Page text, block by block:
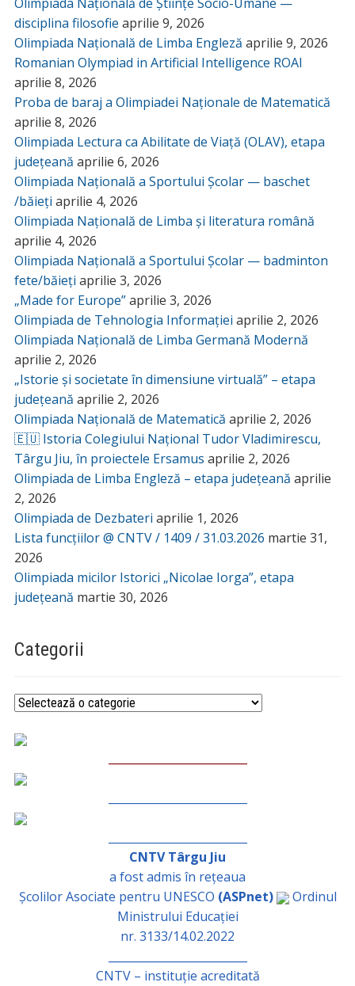
disciplina filosofie aprilie 9, 2026
Olimpiada Națională de Limba Engleză aprilie 9, 2026
Romanian Olympiad in Artificial Intelligence ROAI
aprilie 8, 2026
Proba de baraj a Olimpiadei Naționale de Matematică
aprilie 8, 2026
Olimpiada Lectura ca Abilitate de Viață (OLAV), etapa
județeană aprilie 6, 2026
Olimpiada Națională a Sportului Școlar — baschet
/băieți aprilie 4, 2026
Olimpiada Națională de Limba și literatura română
aprilie 4, 2026
Olimpiada Națională a Sportului Școlar — badminton
fete/băieți aprilie 3, 2026
„Made for Europe”aprilie 3, 2026
Olimpiada de Tehnologia Informației aprilie 2, 2026
Olimpiada Națională de Limba Germană Modernă
aprilie 2, 2026
„Istorie și societate în dimensiune virtuală” – etapa
județeană aprilie 2, 2026
Olimpiada Națională de Matematică aprilie 2, 2026
🇪🇺 Istoria Colegiului Național Tudor Vladimirescu,
Târgu Jiu, în proiectele Ersamus aprilie 2, 2026
Olimpiada de Limba Engleză – etapa județeană aprilie
2, 2026
Olimpiada de Dezbateri aprilie 1, 2026
Lista funcțiilor @ CNTV / 1409 / 31.03.2026 martie 31,
2026
Olimpiada micilor Istorici „Nicolae Iorga”, etapa
județeană martie 30, 2026
Categorii
Categorii
CNTV Târgu Jiu
a fost admis în rețeaua
Școlilor Asociate pentru UNESCO (ASPnet)
Ordinul
Ministrului Educației
nr. 3133/14.02.2022
CNTV – instituție acreditată